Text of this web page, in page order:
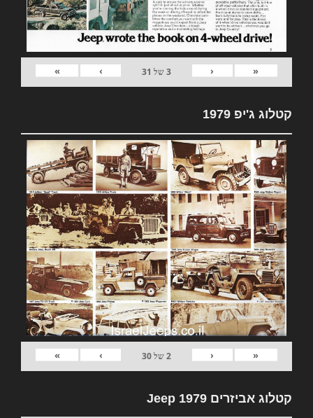
«
‹
3של 31
›
»
קטלוג ג'יפ 1979
«
‹
2של30
›
»
קטלוג אביזרים 1979 Jeep